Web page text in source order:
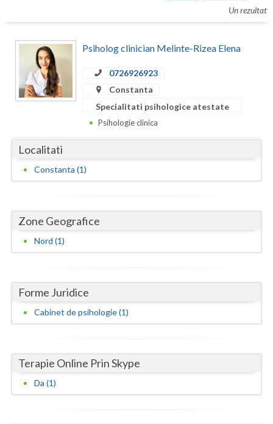
Cluj
Constanta
Covasna
Dolj
Galati
Gorj
Ialomita
Maramures
Mehedinti
Un rezultat
Psiholog clinician Melinte-Rizea Elena
0726926923
Constanta
Specialitati psihologice atestate
Psihologie clinica
Localitati
Constanta (1)
Zone Geografice
Nord (1)
Forme Juridice
Cabinet de psihologie (1)
Terapie Online Prin Skype
Da (1)